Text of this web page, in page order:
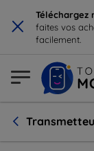
× Téléchargez
faites vos
facilement.